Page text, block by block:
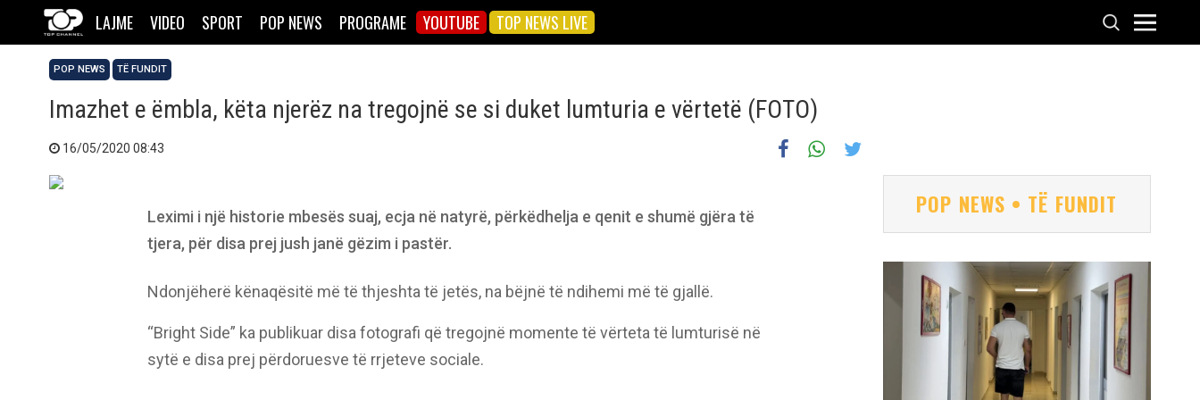
LAJME VIDEO SPORT POP NEWS PROGRAME YOUTUBE TOP NEWS LIVE
POP NEWS TË FUNDIT
Imazhet e ëmbla, këta njerëz na tregojnë se si duket lumturia e vërtetë (FOTO)
16/05/2020 08:43
Leximi i një historie mbesës suaj, ecja në natyrë, përkëdhelja e qenit e shumë gjëra të
tjera, për disa prej jush janë gëzim i pastër.
Ndonjëherë kënaqësitë më të thjeshta të jetës, na bëjnë të ndihemi më të gjallë.
“Bright Side” ka publikuar disa fotografi që tregojnë momente të vërteta të lumturisë në
sytë e disa prej përdoruesve të rrjeteve sociale.
POP NEWS • TË FUNDIT